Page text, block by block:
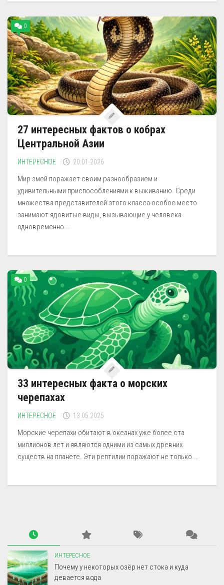
0
27 интересных фактов о кобрах
Центральной Азии
ИНТЕРЕСНОЕ 20.01.2026
Мир змей поражает своим разнообразием и
удивительными приспособлениями к выживанию. Среди
множества представителей этого класса особое место
занимают ядовитые виды, вызывающие у человека
одновременно...
0
33 интересных факта о морских
черепахах
ИНТЕРЕСНОЕ 13.05.2025
Морские черепахи обитают в океанах уже более ста
миллионов лет и являются одними из самых древних
существ на планете. Эти рептилии поражают не только...
ИНТЕРЕСНОЕ
Почему у некоторых озёр нет стока и куда
девается вода